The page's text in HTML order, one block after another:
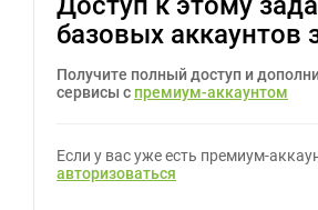
базовых аккаунтов
Получите полный доступ и
сервисы с премиум-аккаунтом
Если у вас уже есть премиум-
авторизоваться